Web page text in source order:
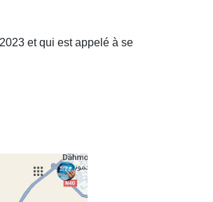
et qui est appelé à se